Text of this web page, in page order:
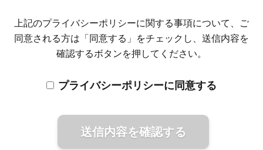
（個人情報の管理）
4. 実行委員会は出展および参加のための登録者（以
下「登録者」という）の個人情報への不正アクセ
め、セキュリティシステムの維持・管理体制の整
対策を実施し個人情報の厳重な管理を行います。
（個人情報の利用目的）
上記のプライバシーポリシーに関する事項について、ご
同意される方は「同意する」をチェックし、送信内容を
確認するボタンを押してください。
プライバシーポリシーに同意する